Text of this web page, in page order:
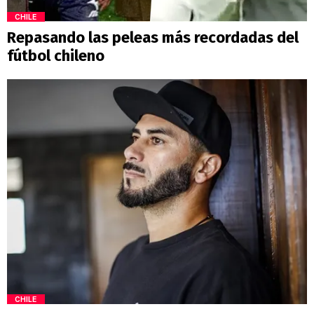
CHILE
Repasando las peleas más recordadas del
fútbol chileno
CHILE